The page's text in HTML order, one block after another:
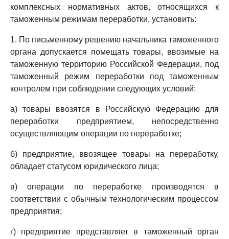
комплексных нормативных актов, относящихся к
таможенным режимам переработки, установить:
1. По письменному решению начальника таможенного
органа допускается помещать товары, ввозимые на
таможенную территорию Российской Федерации, под
таможенный режим переработки под таможенным
контролем при соблюдении следующих условий:
а) товары ввозятся в Российскую Федерацию для
переработки предприятием, непосредственно
осуществляющим операции по переработке;
б) предприятие, ввозящее товары на переработку,
обладает статусом юридического лица;
в) операции по переработке производятся в
соответствии с обычным технологическим процессом
предприятия;
г) предприятие представляет в таможенный орган